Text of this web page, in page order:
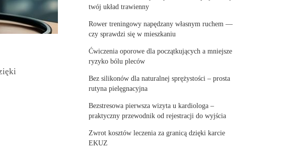
twój układ trawienny
Rower treningowy napędzany własnym ruchem —
czy sprawdzi się w mieszkaniu
Ćwiczenia oporowe dla początkujących a mniejsze
ryzyko bólu pleców
Bez silikonów dla naturalnej sprężystości – prosta
rutyna pielęgnacyjna
Bezstresowa pierwsza wizyta u kardiologa –
praktyczny przewodnik od rejestracji do wyjścia
Zwrot kosztów leczenia za granicą dzięki karcie
EKUZ